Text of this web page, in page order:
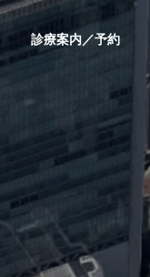
診療案内／予約